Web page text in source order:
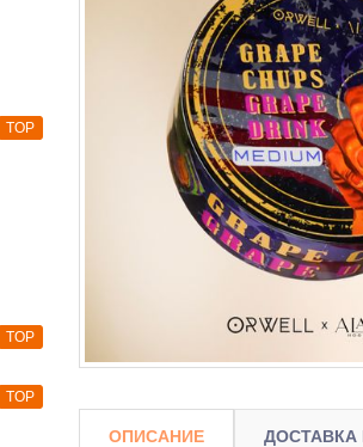
TOP
TOP
TOP
ОПИСАНИЕ ДОСТАВКА